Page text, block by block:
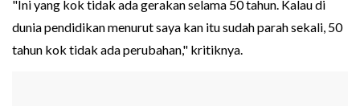
"Ini yang kok tidak ada gerakan selama 50 tahun. Kalau di
dunia pendidikan menurut saya kan itu sudah parah sekali, 50
tahun kok tidak ada perubahan," kritiknya.